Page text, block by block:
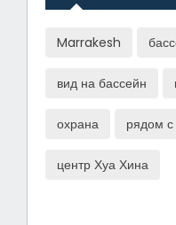
Marrakesh
вид на бассейн
охрана рядом
центр Хуа Хина